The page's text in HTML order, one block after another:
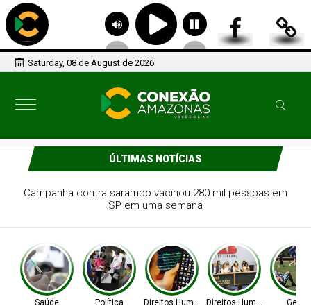
Saturday, 08 de August de 2026
ÚLTIMAS NOTÍCIAS
Partidos têm até o dia 15 para registrarem candidaturas
nos tribunais
Saúde Política Direitos HumanosDireitos Humanos Geral